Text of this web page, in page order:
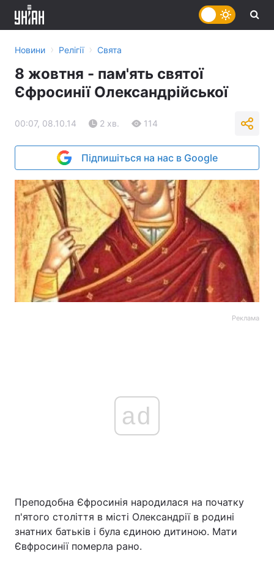
Новини › Релігії › Свята
8 жовтня - пам'ять святої
Єфросинії Олександрійської
00:07, 08.10.14 2 хв. 114
Підпишіться на нас в Google
Реклама
ad
Преподобна Єфросинія народилася на початку
п'ятого століття в місті Олександрії в родині
знатних батьків і була єдиною дитиною. Мати
Євфросинії померла рано.